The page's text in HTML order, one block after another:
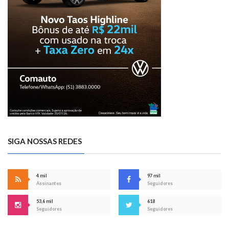
SIGA NOSSAS REDES
4 mil
Assinantes
97 mil
Seguidores
53,6 mil
Seguidores
618
Seguidores